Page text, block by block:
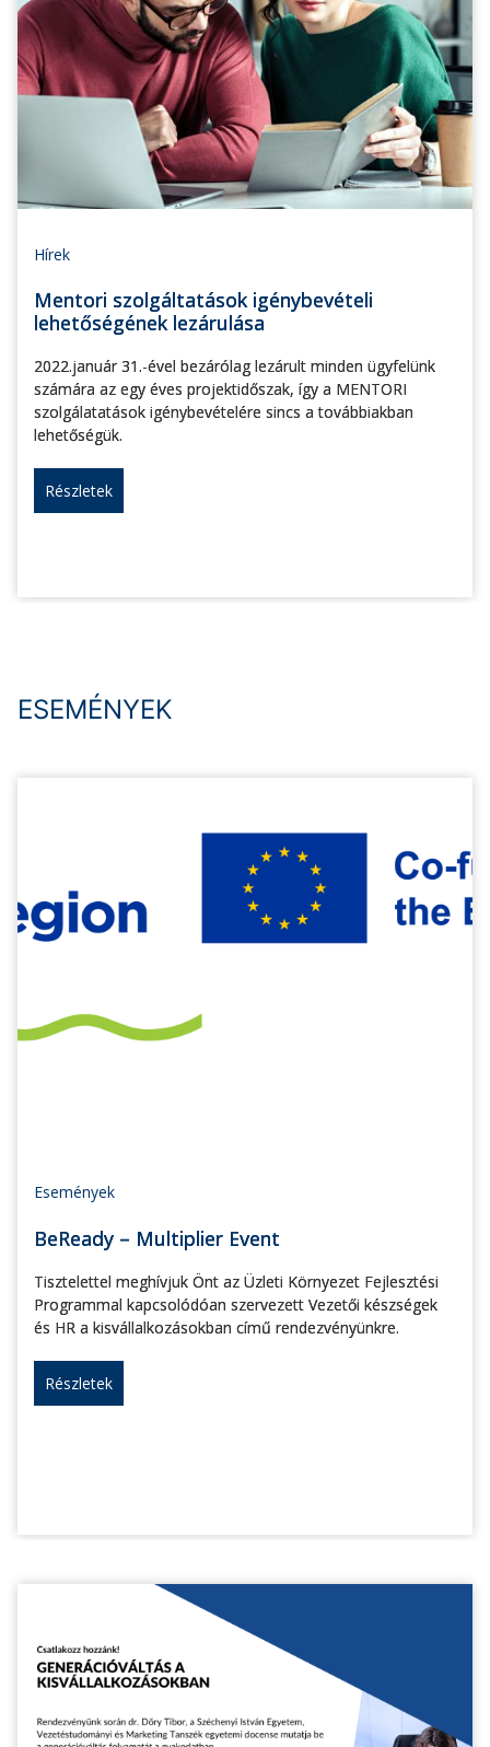
Hírek
Mentori szolgáltatások igénybevételi
lehetőségének lezárulása
2022.január 31.-ével bezárólag lezárult minden ügyfelünk
számára az egy éves projektidőszak, így a MENTORI
szolgálatatások igénybevételére sincs a továbbiakban
lehetőségük.
Részletek
ESEMÉNYEK
Események
BeReady – Multiplier Event
Tisztelettel meghívjuk Önt az Üzleti Környezet Fejlesztési
Programmal kapcsolódóan szervezett Vezetői készségek
és HR a kisvállalkozásokban című rendezvényünkre.
Részletek